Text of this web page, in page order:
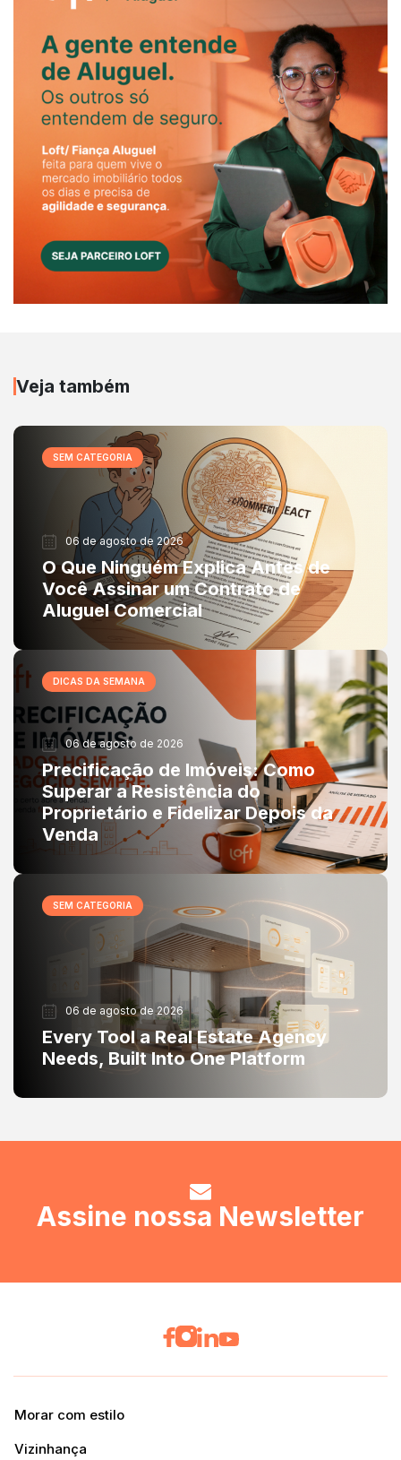
Veja também
SEM CATEGORIA
06 de agosto de 2026
O Que Ninguém Explica Antes de
Você Assinar um Contrato de
Aluguel Comercial
DICAS DA SEMANA
06 de agosto de 2026
Precificação de Imóveis: Como
Superar a Resistência do
Proprietário e Fidelizar Depois da
Venda
SEM CATEGORIA
06 de agosto de 2026
Every Tool a Real Estate Agency
Needs, Built Into One Platform
Assine nossa Newsletter
Morar com estilo
Vizinhança